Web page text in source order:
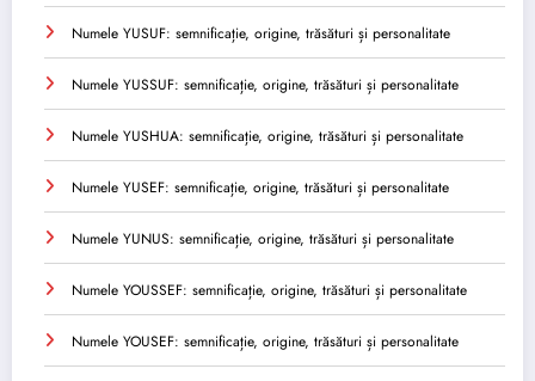
Numele YUSUF: semnificație, origine, trăsături și personalitate
Numele YUSSUF: semnificație, origine, trăsături și personalitate
Numele YUSHUA: semnificație, origine, trăsături și personalitate
Numele YUSEF: semnificație, origine, trăsături și personalitate
Numele YUNUS: semnificație, origine, trăsături și personalitate
Numele YOUSSEF: semnificație, origine, trăsături și personalitate
Numele YOUSEF: semnificație, origine, trăsături și personalitate